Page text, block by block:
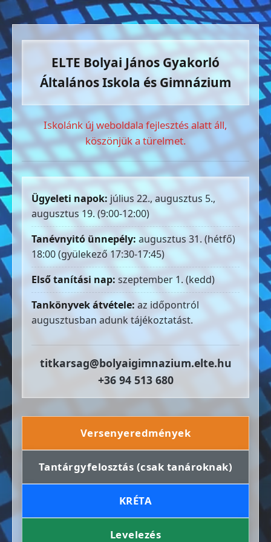
ELTE Bolyai János Gyakorló
Általános Iskola és Gimnázium
Iskolánk új weboldala fejlesztés alatt áll,
köszönjük a türelmet.
Ügyeleti napok: július 22., augusztus 5.,
augusztus 19. (9:00-12:00)
Tanévnyitó ünnepély: augusztus 31. (hétfő)
18:00 (gyülekező 17:30-17:45)
Első tanítási nap: szeptember 1. (kedd)
Tankönyvek átvétele: az időpontról
augusztusban adunk tájékoztatást.
titkarsag@bolyaigimnazium.elte.hu
+36 94 513 680
Versenyeredmények
Tantárgyfelosztás (csak tanároknak)
KRÉTA
Levelezés